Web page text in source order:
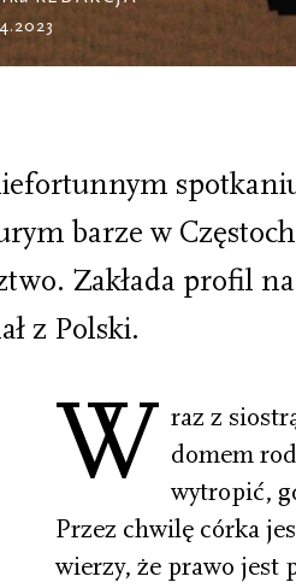
barze w
Zakłada profil
z Polski.
W raz z
domem
wytropić,
Przez chwilę córka
wierzy, że prawo jest